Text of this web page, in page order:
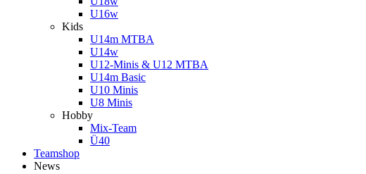
U16w
Kids
U14m MTBA
U14w
U12-Minis & U12 MTBA
U14m Basic
U10 Minis
U8 Minis
Hobby
Mix-Team
Ü40
Teamshop
News